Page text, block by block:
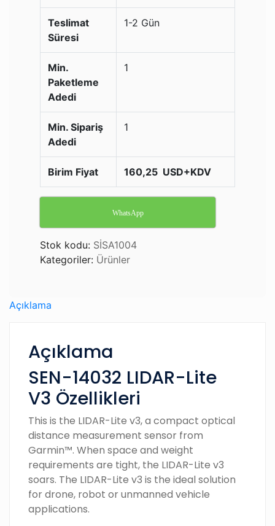
Teslimat
Süresi
1-2 Gün
Min.
Paketleme
Adedi
1
Min. Sipariş
Adedi
1
Birim Fiyat 160,25 USD+KDV
WhatsApp
Stok kodu: SİSA1004
Kategoriler: Ürünler
Açıklama
Açıklama
SEN-14032 LIDAR-Lite
V3 Özellikleri
This is the LIDAR-Lite v3, a compact optical
distance measurement sensor from
Garmin™. When space and weight
requirements are tight, the LIDAR-Lite v3
soars. The LIDAR-Lite v3 is the ideal solution
for drone, robot or unmanned vehicle
applications.